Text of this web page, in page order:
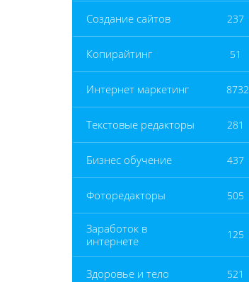
Создание сайтов 237
Копирайтинг 51
Интернет маркетинг 8732
Текстовые редакторы 281
Бизнес обучение 437
Фоторедакторы 505
Заработок в
интернете
125
Здоровье и тело 521